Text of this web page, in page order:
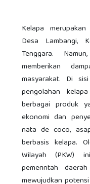
Kelapa
Desa Lambangi,
Tenggara.
memberikan
masyarakat. Di
pengolahan
berbagai produk
ekonomi dan
nata de coco,
berbasis kelapa.
Wilayah (PKW)
pemerintah
mewujudkan